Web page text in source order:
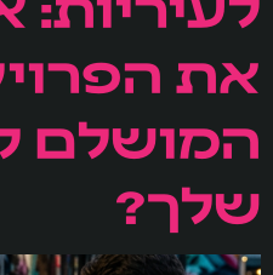
את
המושלם
שלך?